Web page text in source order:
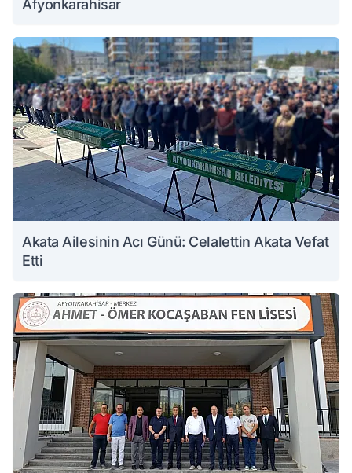
Afyonkarahisar
Akata Ailesinin Acı Günü: Celalettin Akata Vefat
Etti